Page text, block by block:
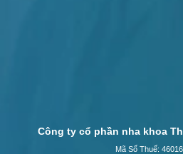
Công ty cổ phần nha khoa
Mã Số Thuế: